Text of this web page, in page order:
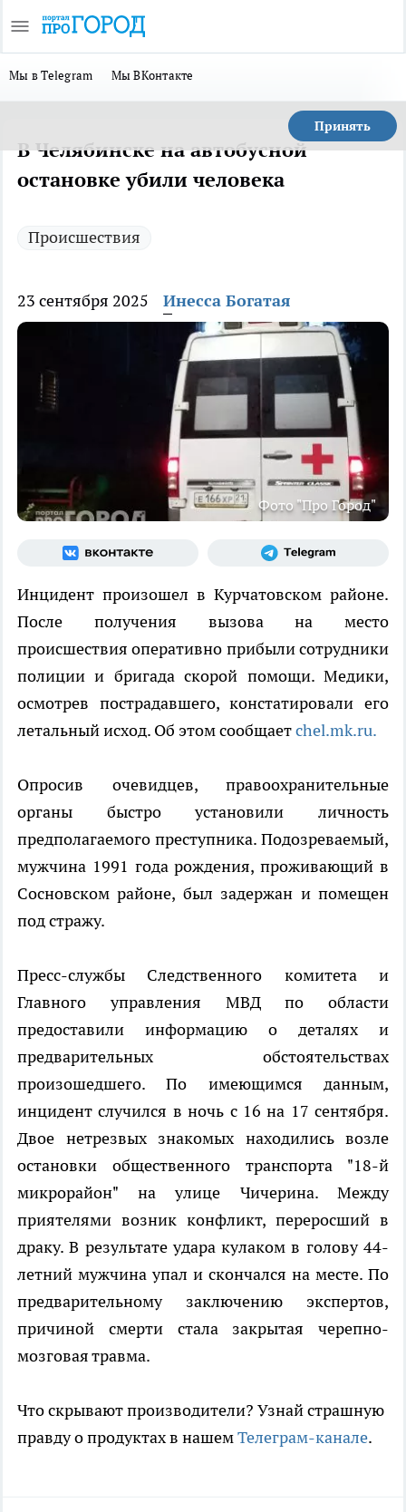
Мы в Telegram Мы ВКонтакте
Принять
В Челябинске на автобусной
остановке убили человека
Происшествия
23 сентября 2025 Инесса Богатая
Фото "Про Город"
Инцидент произошел в Курчатовском районе.
После получения вызова на место
происшествия оперативно прибыли сотрудники
полиции и бригада скорой помощи. Медики,
осмотрев пострадавшего, констатировали его
летальный исход. Об этом сообщаетchel.mk.ru.
Опросив очевидцев, правоохранительные
органы быстро установили личность
предполагаемого преступника. Подозреваемый,
мужчина 1991 года рождения, проживающий в
Сосновском районе, был задержан и помещен
под стражу.
Пресс-службы Следственного комитета и
Главного управления МВД по области
предоставили информацию о деталях и
предварительных обстоятельствах
произошедшего. По имеющимся данным,
инцидент случился в ночь с 16 на 17 сентября.
Двое нетрезвых знакомых находились возле
остановки общественного транспорта "18-й
микрорайон" на улице Чичерина. Между
приятелями возник конфликт, переросший в
драку. В результате удара кулаком в голову 44-
летний мужчина упал и скончался на месте. По
предварительному заключению экспертов,
причиной смерти стала закрытая черепно-
мозговая травма.
Что скрывают производители? Узнай страшную
правду о продуктах в нашемТелеграм-канале.